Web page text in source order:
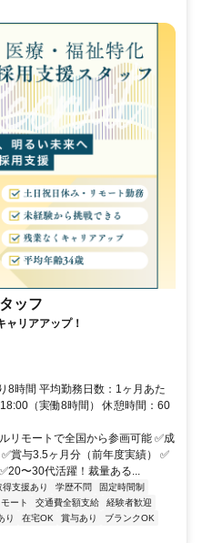
ッフ
リアアップ！
8時間 平均勤務日数：1ヶ月あた
（実働8時間） 休憩時間：60
リモートで全国から参画可能 ✅成
賞与3.5ヶ月分（前年度実績） ✅
〜30代活躍！裁量ある...
得支援あり 学歴不問
固定時間制
ート 交通費全額支給
経験者歓迎
り 在宅OK 賞与あり
ブランクOK